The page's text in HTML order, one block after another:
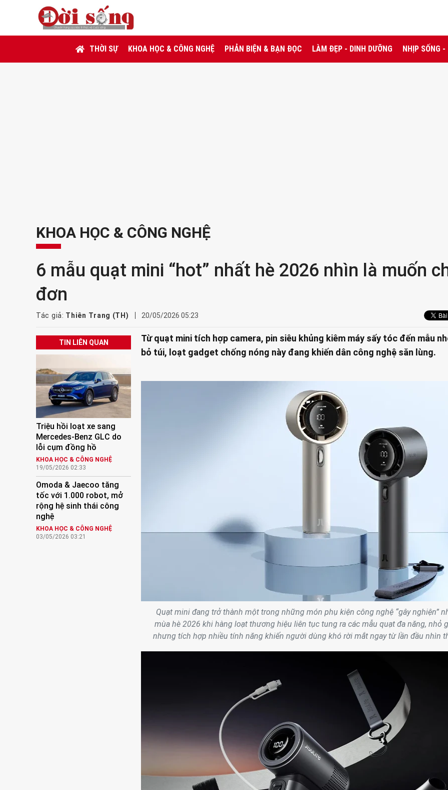
THỜI SỰ KHOA HỌC & CÔNG NGHỆ PHẢN BIỆN & BẠN ĐỌC LÀM ĐẸP - DINH DƯỠNG NHỊP SỐNG
KHOA HỌC & CÔNG NGHỆ
6 mẫu quạt mini “hot” nhất hè 2026 nhìn là muốn
đơn
Tác giả: Thiên Trang (TH) 20/05/2026 05:23
TIN LIÊN QUAN
Triệu hồi loạt xe sang
Mercedes-Benz GLC do
lỗi cụm đồng hồ
KHOA HỌC & CÔNG NGHỆ
19/05/2026 02:33
Omoda & Jaecoo tăng
tốc với 1.000 robot, mở
rộng hệ sinh thái công
nghệ
KHOA HỌC & CÔNG NGHỆ
03/05/2026 03:21
Từ quạt mini tích hợp camera, pin siêu khủng kiêm máy sấy tóc đến mẫu
bỏ túi, loạt gadget chống nóng này đang khiến dân công nghệ săn lùng.
Quạt mini đang trở thành một trong những món phụ kiện công nghệ “gây nghiện”
mùa hè 2026 khi hàng loạt thương hiệu liên tục tung ra các mẫu quạt đa năng, nhỏ
nhưng tích hợp nhiều tính năng khiến người dùng khó rời mắt ngay từ lần đầu nhìn